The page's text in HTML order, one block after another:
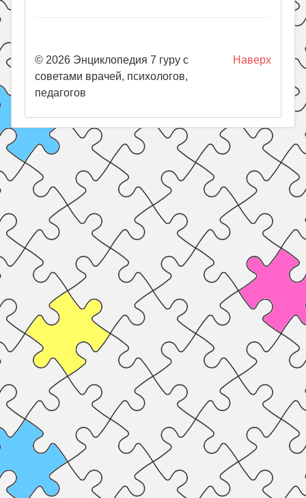
Наверх
© 2026 Энциклопедия 7 гуру с
советами врачей, психологов,
педагогов